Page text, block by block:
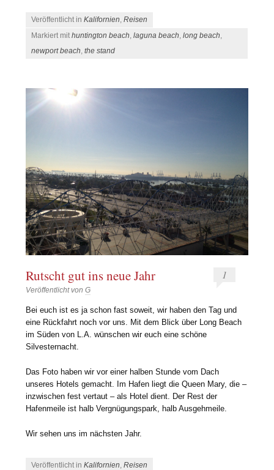
Veröffentlicht inKalifornien,Reisen
Markiert mithuntington beach,laguna beach,long beach,
newport beach,the stand
Rutscht gut ins neue Jahr
Veröffentlicht vonG
1
Bei euch ist es ja schon fast soweit, wir haben den Tag und
eine Rückfahrt noch vor uns. Mit dem Blick über Long Beach
im Süden von L.A. wünschen wir euch eine schöne
Silvesternacht.
Das Foto haben wir vor einer halben Stunde vom Dach
unseres Hotels gemacht. Im Hafen liegt die Queen Mary, die –
inzwischen fest vertaut – als Hotel dient. Der Rest der
Hafenmeile ist halb Vergnügungspark, halb Ausgehmeile.
Wir sehen uns im nächsten Jahr.
Veröffentlicht inKalifornien ,Reisen